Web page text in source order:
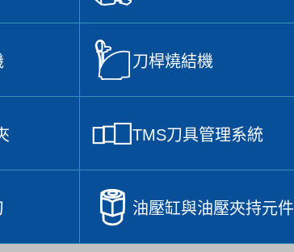
刀桿燒結機
TMS刀具管理系統
油壓缸與油壓夾持元件